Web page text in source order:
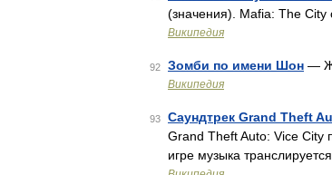
(значения). Mafia: The
Википедия
92 Зомби по имени Шон —
Википедия
93 Саундтрек Grand Theft
Grand Theft Auto: Vice City
игре музыка